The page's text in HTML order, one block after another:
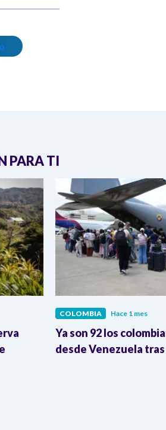
PARA TI
COLOMBIA Hace 1 mes
Ya son 92 los
desde Venezuela